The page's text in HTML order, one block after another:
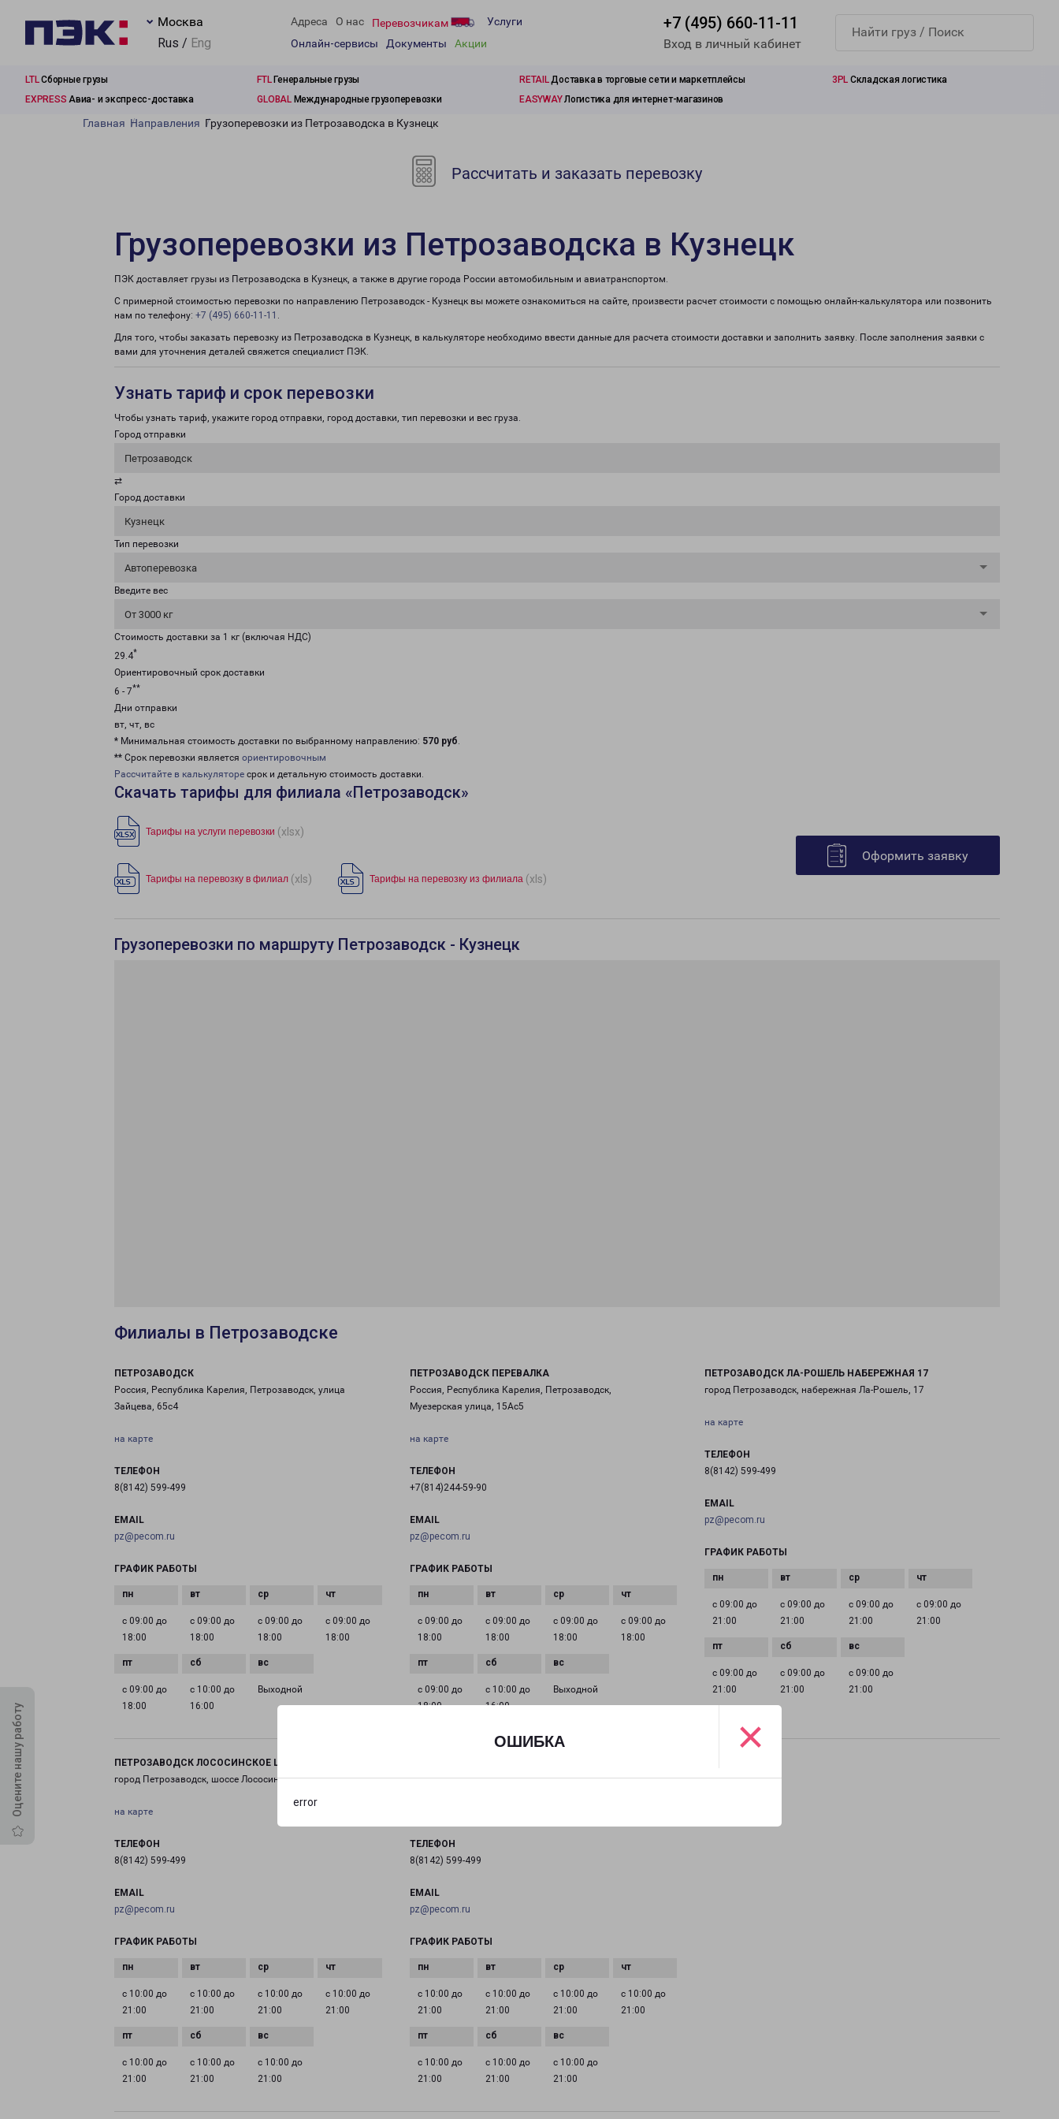
ОШИБКА
error
×
Москва
Rus / Eng
Адреса О нас Перевозчикам
Услуги
Онлайн-сервисы
Документы Акции
+7 (495) 660-11-11
Вход в личный кабинет
LTLСборные грузы FTLГенеральные грузы RETAILДоставка в торговые сети и маркетплейсы 3PL Складская логистика
EXPRESS Авиа- и экспресс-доставка GLOBALМеждународные грузоперевозки EASYWAYЛогистика для интернет-магазинов
Оцените нашу работу
Главная Направления Грузоперевозки из Петрозаводска в Кузнецк
Рассчитать и заказать перевозку
Грузоперевозки из Петрозаводска в Кузнецк
ПЭК доставляет грузы из Петрозаводска в Кузнецк, а также в другие города России автомобильным и авиатранспортом.
С примерной стоимостью перевозки по направлению Петрозаводск - Кузнецк вы можете ознакомиться на сайте, произвести расчет стоимости с помощью онлайн-калькулятора или позвонить
нам по телефону: +7 (495) 660-11-11 .
Для того, чтобы заказать перевозку из Петрозаводска в Кузнецк, в калькуляторе необходимо ввести данные для расчета стоимости доставки и заполнить заявку. После заполнения заявки с
вами для уточнения деталей свяжется специалист ПЭК.
Узнать тариф и срок перевозки
Чтобы узнать тариф, укажите город отправки, город доставки, тип перевозки и вес груза.
Город отправки
Петрозаводск
⇄
Город доставки
Кузнецк
Тип перевозки
Автоперевозка
Введите вес
От 3000 кг
Стоимость доставки за 1 кг (включая НДС)
29.4*
Ориентировочный срок доставки
6 - 7**
Дни отправки
вт, чт, вс
* Минимальная стоимость доставки по выбранному направлению: 570 руб.
** Срок перевозки является ориентировочным
Рассчитайте в калькуляторе срок и детальную стоимость доставки.
Скачать тарифы для филиала «Петрозаводск»
Тарифы на услуги перевозки (xlsx)
Тарифы на перевозку в филиал (xls) Тарифы на перевозку из филиала (xls)
Оформить заявку
Грузоперевозки по маршруту Петрозаводск - Кузнецк
Филиалы в Петрозаводске
ПЕТРОЗАВОДСК
Россия, Республика Карелия, Петрозаводск, улица
Зайцева, 65с4
на карте
ТЕЛЕФОН
8(8142) 599-499
EMAIL
pz@pecom.ru
ГРАФИК РАБОТЫ
с 09:00 до
18:00
с 09:00 до
18:00
с 09:00 до
18:00
с 09:00 до
18:00
с 09:00 до
18:00
с 10:00 до
16:00
Выходной
ПЕТРОЗАВОДСК ПЕРЕВАЛКА
Россия, Республика Карелия, Петрозаводск,
Муезерская улица, 15Ас5
на карте
ТЕЛЕФОН
+7(814)244-59-90
EMAIL
pz@pecom.ru
ГРАФИК РАБОТЫ
с 09:00 до
18:00
с 09:00 до
18:00
с 09:00 до
18:00
с 09:00 до
18:00
с 09:00 до
18:00
с 10:00 до
16:00
Выходной
ПЕТРОЗАВОДСК ЛА-РОШЕЛЬ НАБЕРЕЖНАЯ 17
город Петрозаводск, набережная Ла-Рошель, 17
на карте
ТЕЛЕФОН
8(8142) 599-499
EMAIL
pz@pecom.ru
ГРАФИК РАБОТЫ
с 09:00 до
21:00
с 09:00 до
21:00
с 09:00 до
21:00
с 09:00 до
21:00
с 09:00 до
21:00
с 09:00 до
21:00
с 09:00 до
21:00
ПЕТРОЗАВОДСК ЛОСОСИНСКОЕ ШОССЕ 26
город Петрозаводск, шоссе Лососинское, 26
на карте
ТЕЛЕФОН
8(8142) 599-499
EMAIL
pz@pecom.ru
ГРАФИК РАБОТЫ
с 10:00 до
21:00
с 10:00 до
21:00
с 10:00 до
21:00
с 10:00 до
21:00
с 10:00 до
21:00
с 10:00 до
21:00
с 10:00 до
21:00
город Петрозаводск, улица Анохина, 41
ТЕЛЕФОН
8(8142) 599-499
EMAIL
pz@pecom.ru
ГРАФИК РАБОТЫ
с 10:00 до
21:00
с 10:00 до
21:00
с 10:00 до
21:00
с 10:00 до
21:00
с 10:00 до
21:00
с 10:00 до
21:00
с 10:00 до
21:00